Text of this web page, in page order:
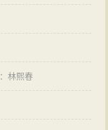
：林熙春